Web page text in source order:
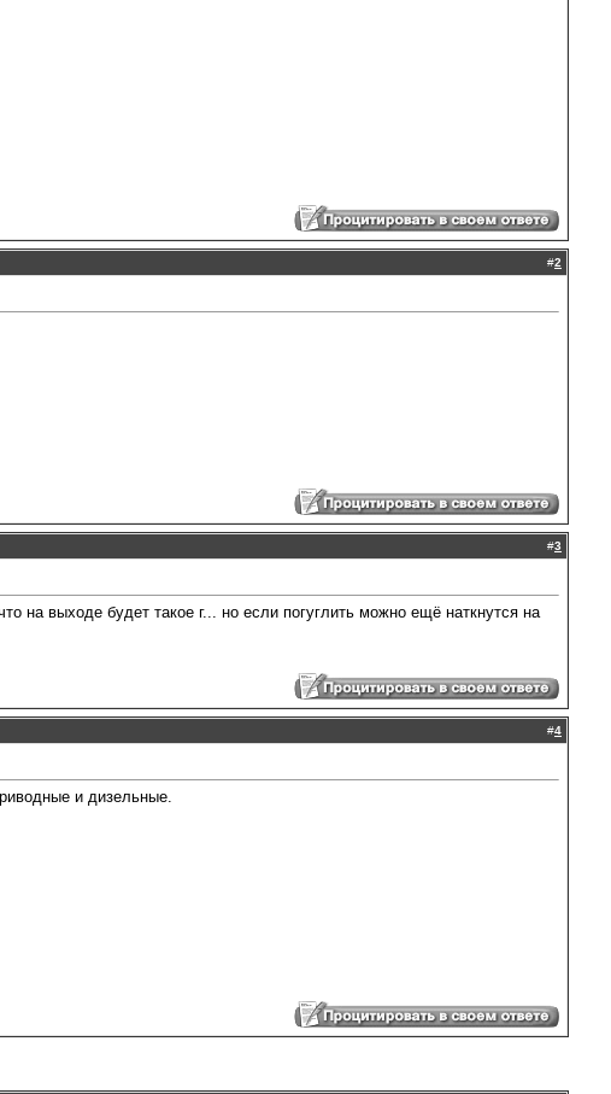
#2
#3
на выходе будет такое г... но если погуглить можно ещё наткнутся на
#4
и дизельные.